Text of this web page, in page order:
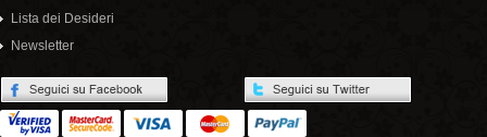
Lista dei Desideri
Newsletter